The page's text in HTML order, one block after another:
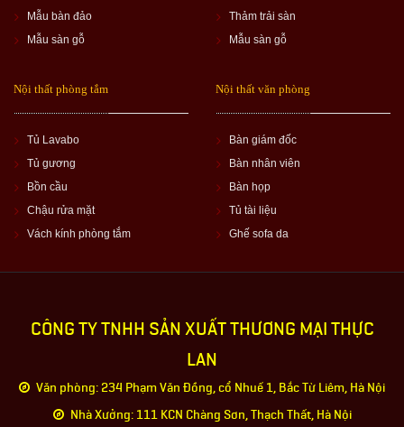
Mẫu bàn đảo
Mẫu sàn gỗ
Thảm trải sàn
Mẫu sàn gỗ
Nội thất phòng tắm
Tủ Lavabo
Tủ gương
Bồn cầu
Chậu rửa mặt
Vách kính phòng tắm
Nội thất văn phòng
Bàn giám đốc
Bàn nhân viên
Bàn họp
Tủ tài liệu
Ghế sofa da
CÔNG TY TNHH SẢN XUẤT THƯƠNG MẠI THỰC
LAN
Văn phòng: 234 Phạm Văn Đồng, cổ Nhuế 1, Bắc Từ Liêm, Hà Nội
Nhà Xưởng: 111 KCN Chàng Sơn, Thạch Thất, Hà Nội